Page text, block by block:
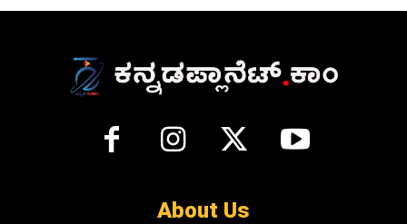
About Us